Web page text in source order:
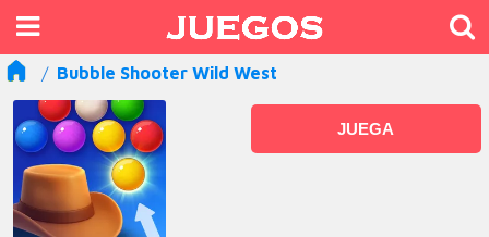
Bubble Shooter Wild West
JUEGA